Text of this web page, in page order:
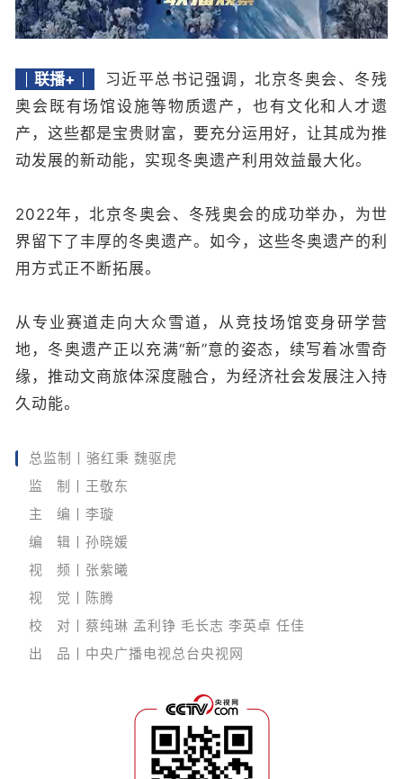
联播+
习近平总书记强调，北京冬奥会、冬残
奥会既有场馆设施等物质遗产，也有文化和人才遗
产，这些都是宝贵财富，要充分运用好，让其成为推
动发展的新动能，实现冬奥遗产利用效益最大化。
2022年，北京冬奥会、冬残奥会的成功举办，为世
界留下了丰厚的冬奥遗产。如今，这些冬奥遗产的利
用方式正不断拓展。
从专业赛道走向大众雪道，从竞技场馆变身研学营
地，冬奥遗产正以充满“新”意的姿态，续写着冰雪奇
缘，推动文商旅体深度融合，为经济社会发展注入持
久动能。
总监制丨骆红秉 魏驱虎
监 制丨王敬东
主 编丨李璇
编 辑丨孙晓媛
视 频丨张紫曦
视 觉丨陈腾
校 对丨蔡纯琳 孟利铮 毛长志 李英卓 任佳
出 品丨中央广播电视总台央视网